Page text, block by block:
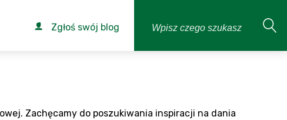
Zgłoś swój blog
Zachęcamy do poszukiwania inspiracji na dania